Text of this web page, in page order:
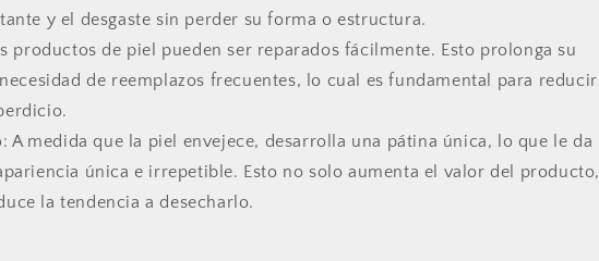
y el desgaste sin perder su forma o estructura.
productos de piel pueden ser reparados fácilmente. Esto prolonga su
de reemplazos frecuentes, lo cual es fundamental para reducir
: A medida que la piel envejece, desarrolla una pátina única, lo que le da
única e irrepetible. Esto no solo aumenta el valor del producto,
la tendencia a desecharlo.